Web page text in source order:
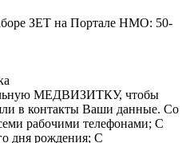
ЗЕТ на Портале НМО: 50-
МЕДВИЗИТКУ, чтобы
в контакты Ваши данные. Со
рабочими телефонами; С
дня рождения; С